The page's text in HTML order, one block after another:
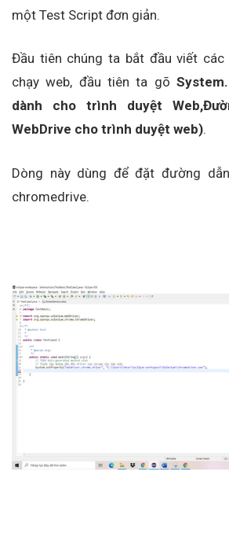
một Test Script đơn giản.
Đầu tiên chúng ta bắt đầu viết các
chạy web, đầu tiên ta gõ
dành cho trình duyệt
WebDrive cho trình duyệt web).
Dòng này dùng để đặt đường
chromedrive.